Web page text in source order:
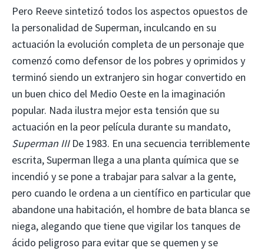
Pero Reeve sintetizó todos los aspectos opuestos de
la personalidad de Superman, inculcando en su
actuación la evolución completa de un personaje que
comenzó como defensor de los pobres y oprimidos y
terminó siendo un extranjero sin hogar convertido en
un buen chico del Medio Oeste en la imaginación
popular. Nada ilustra mejor esta tensión que su
actuación en la peor película durante su mandato,
Superman IIIDe 1983. En una secuencia terriblemente
escrita, Superman llega a una planta química que se
incendió y se pone a trabajar para salvar a la gente,
pero cuando le ordena a un científico en particular que
abandone una habitación, el hombre de bata blanca se
niega, alegando que tiene que vigilar los tanques de
ácido peligroso para evitar que se quemen y se